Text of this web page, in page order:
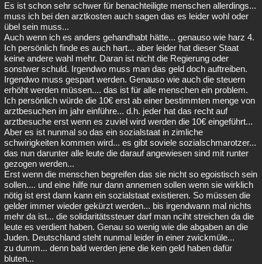
Es ist schon sehr schwer für benachteiligte menschen allerdings...
muss ich bei den arztkosten auch sagen das es leider wohl oder
übel sein muss...
Auch wenn ich es anders gehandhabt hätte... genauso wie harz 4.
Ich persönlich finde es auch hart... aber leider hat dieser Staat
keine andere wahl mehr. Daran ist nicht die Regierung oder
sonstwer schuld. Irgendwo muss man das geld doch auftreiben.
Irgendwo muss gespart werden. Genauso wie auch die steuern
erhöht werden müssen.... das ist für alle menschen ein problem.
Ich persönlich würde die 10€ erst ab einer bestimmten menge von
arztbesuchen im jahr einführe... d.h. jeder hat das recht auf
arztbesuche erst wenn es zuviel wird werden die 10€ eingeführt...
Aber es ist nunmal so das ein sozialstaat in zimliche
schwirigkeiten kommen wird... es gibt soviele sozialschmarotzer...
das nun darunter alle leute die darauf angewiesen sind mit runter
gezogen werden...
Erst wenn die menschen begreifen das sie nicht so egoistisch sein
sollen.... und eine hilfe nur dann annemen sollen wenn sie wirklich
nötig ist erst dann kann ein sozialstaat existieren. So müssen die
gelder immer wieder gekürzt werden... bis irgendwann mal nichts
mehr da ist... die solidaritätssteuer darf man nciht streichen da die
leute es verdient haben. Genau so wenig wie die abgaben an die
Juden. Deutschland steht nunmal leider in einer zwickmüle...
zu dumm... denn bald werden jene die kein geld haben dafür
bluten...